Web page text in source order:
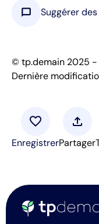
chat_bubble Suggérer
© tp.demain 2025 -
Dernière
favorite
Enregistrer
upload
Partager